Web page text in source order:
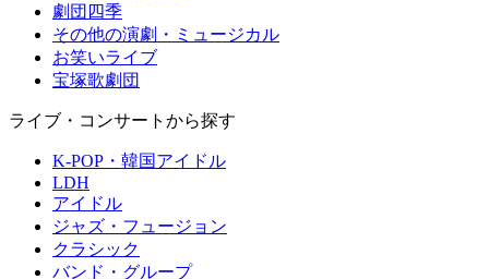
劇団四季
その他の演劇・ミュージカル
お笑いライブ
宝塚歌劇団
ライブ・コンサートから探す
K-POP・韓国アイドル
LDH
アイドル
ジャズ・フュージョン
クラシック
バンド・グループ